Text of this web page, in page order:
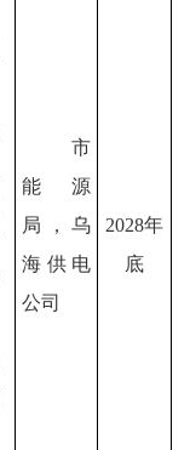
市
能源
局
，乌
海供电
公司
2028年
底